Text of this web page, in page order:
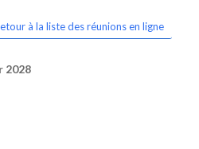
à la liste des réunions en ligne
2028